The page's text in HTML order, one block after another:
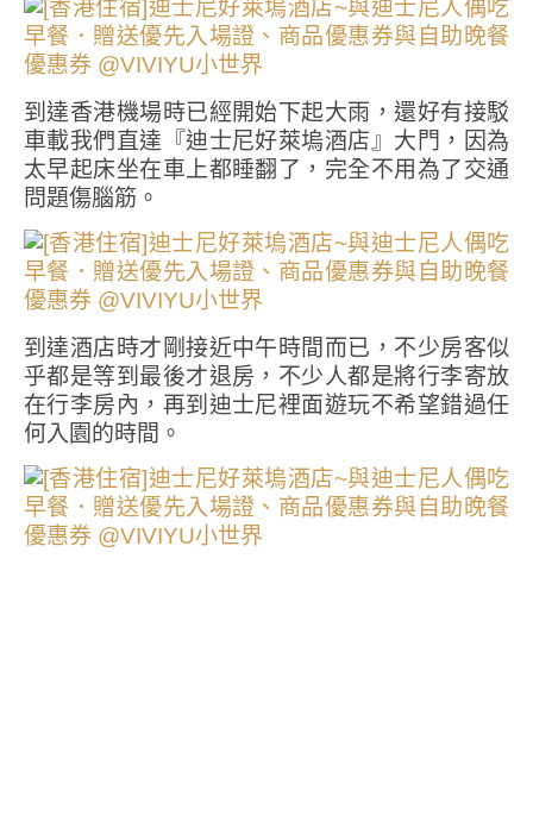
到達香港機場時已經開始下起大雨，還好有接駁
車載我們直達『迪士尼好萊塢酒店』大門，因為
太早起床坐在車上都睡翻了，完全不用為了交通
問題傷腦筋。
到達酒店時才剛接近中午時間而已，不少房客似
乎都是等到最後才退房，不少人都是將行李寄放
在行李房內，再到迪士尼裡面遊玩不希望錯過任
何入園的時間。